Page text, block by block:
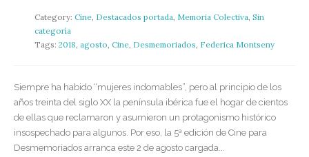
Category: Cine Destacados portada Memoria Colectiva Sin
categoría
Tags: 2018 agosto Cine Desmemoriados Federica Montseny
Siempre ha habido “mujeres indomables”, pero al principio de los
años treinta del siglo XX la península ibérica fue el hogar de cientos
de ellas que reclamaron y asumieron un protagonismo histórico
insospechado para algunos. Por eso, la 5ª edición de Cine para
Desmemoriados arranca este 2 de agosto cargada...